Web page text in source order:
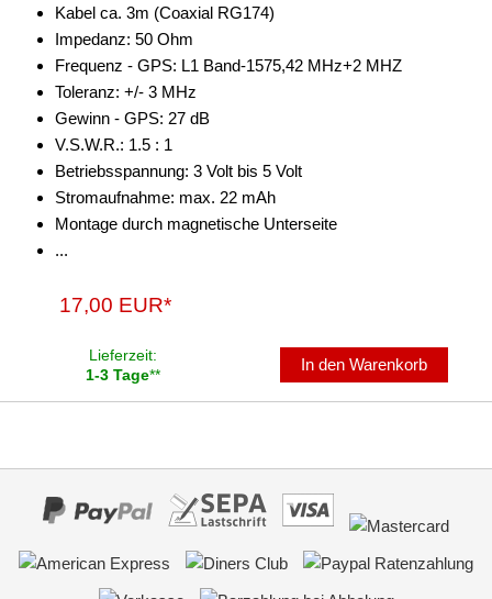
Kabel ca. 3m (Coaxial RG174)
Impedanz: 50 Ohm
Frequenz - GPS: L1 Band-1575,42 MHz+2 MHZ
Toleranz: +/- 3 MHz
Gewinn - GPS: 27 dB
V.S.W.R.: 1.5 : 1
Betriebsspannung: 3 Volt bis 5 Volt
Stromaufnahme: max. 22 mAh
Montage durch magnetische Unterseite
...
17,00 EUR*
Lieferzeit:
1-3 Tage**
In den Warenkorb